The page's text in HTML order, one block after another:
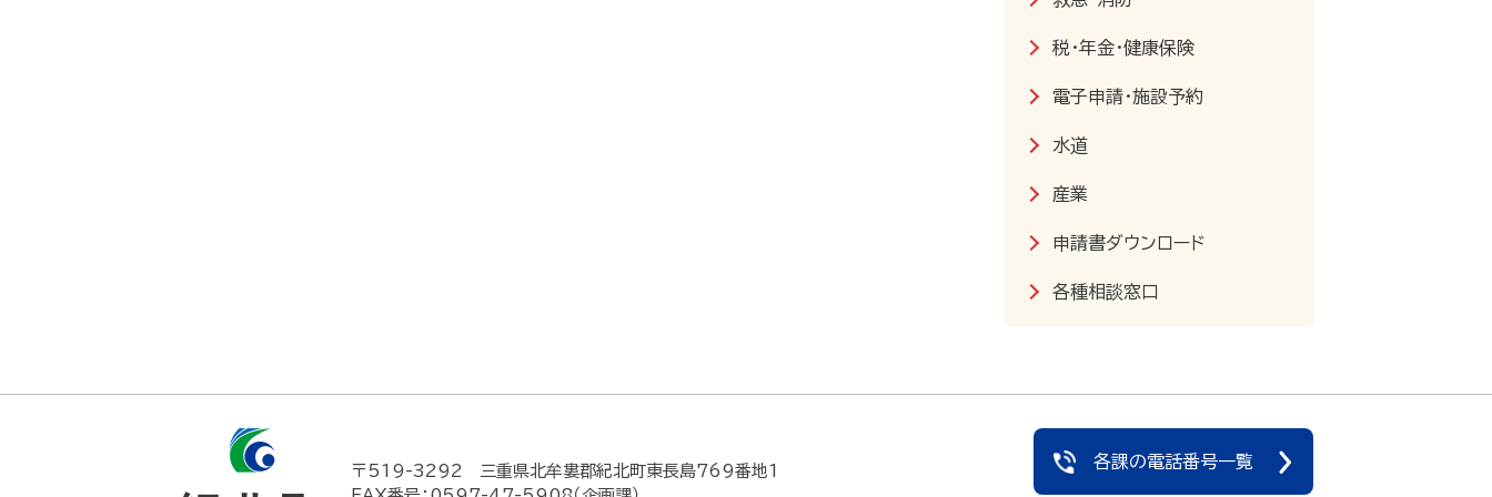
税・年金・健康保険
電子申請・施設予約
水道
産業
申請書ダウンロード
各種相談窓口
〒519-3292
三重県北牟婁郡紀北町東長島769番地1
各課の電話番号一覧